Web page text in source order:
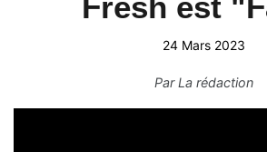
24 Mars 2023
ParLa rédaction